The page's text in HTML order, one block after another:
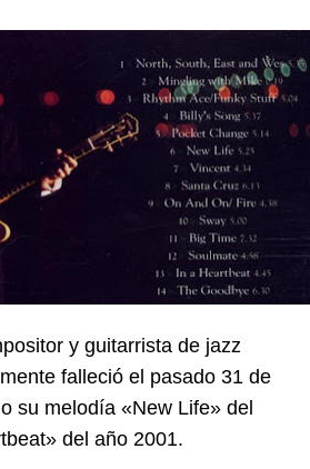
y guitarrista de jazz
falleció el pasado 31 de
su melodía «New Life» del
del año 2001.